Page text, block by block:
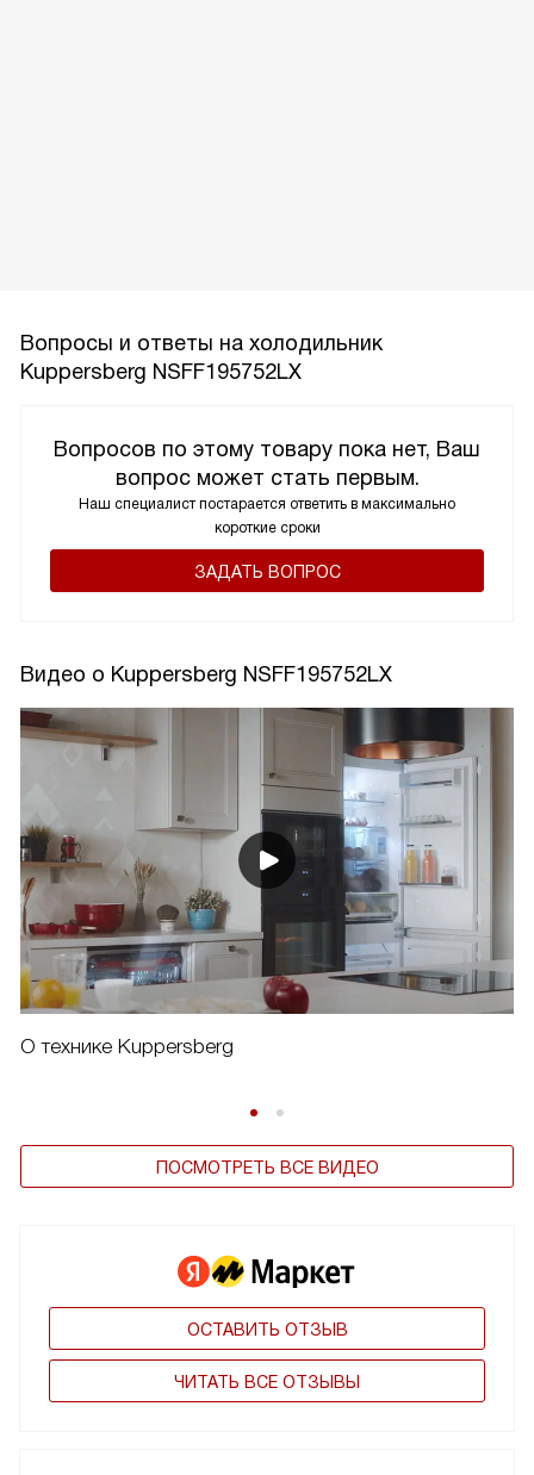
Вопросы и ответы на холодильник
Kuppersberg NSFF195752LX
Вопросов по этому товару пока нет, Ваш
вопрос может стать первым.
Наш специалист постарается ответить в максимально
короткие сроки
ЗАДАТЬ ВОПРОС
Видео о Kuppersberg NSFF195752LX
О технике Kuppersberg
ПОСМОТРЕТЬ ВСЕ ВИДЕО
ОСТАВИТЬ ОТЗЫВ
ЧИТАТЬ ВСЕ ОТЗЫВЫ